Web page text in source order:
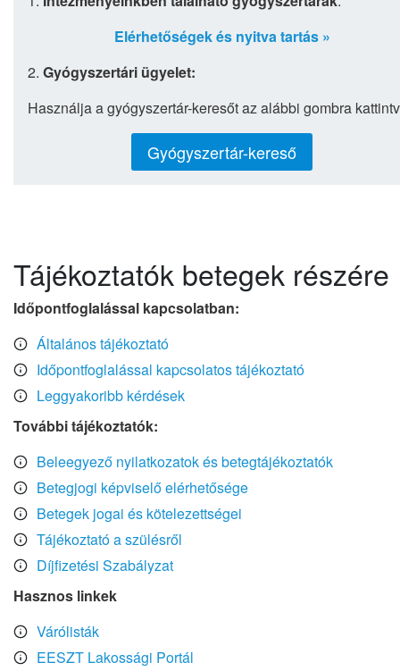
Elérhetőségek és nyitva tartás »
2. Gyógyszertári ügyelet:
Használja a gyógyszertár-keresőt az alábbi gombra
Gyógyszertár-kereső
Tájékoztatók betegek részére
Időpontfoglalással kapcsolatban:
Általános tájékoztató
Időpontfoglalással kapcsolatos tájékoztató
Leggyakoribb kérdések
További tájékoztatók:
Beleegyező nyilatkozatok és betegtájékoztatók
Betegjogi képviselő elérhetősége
Betegek jogai és kötelezettségei
Tájékoztató a szülésről
Díjfizetési Szabályzat
Hasznos linkek
Várólisták
EESZT Lakossági Portál